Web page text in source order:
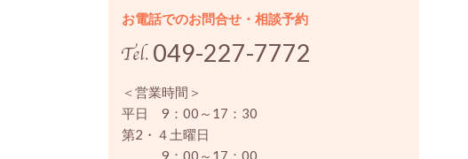
お電話でのお問合せ・相談予約
049-227-7772
＜営業時間＞
平日 9：00～17：30
第2・４土曜日
9：00～17：00